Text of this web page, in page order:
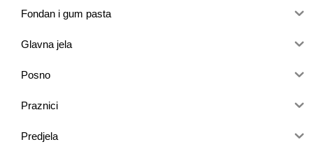
Fondan i gum pasta
Glavna jela
Posno
Praznici
Predjela